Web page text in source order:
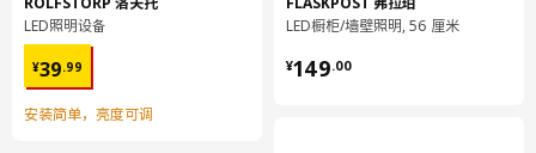
用干布块擦净。
环境和材料
灯室:
铝, 粉末涂层
LED照明设备
¥39.99
¥ 39.99
安装简单，亮度可调
LED橱柜/墙壁照明, 56 厘米
¥149.00
¥ 149.00